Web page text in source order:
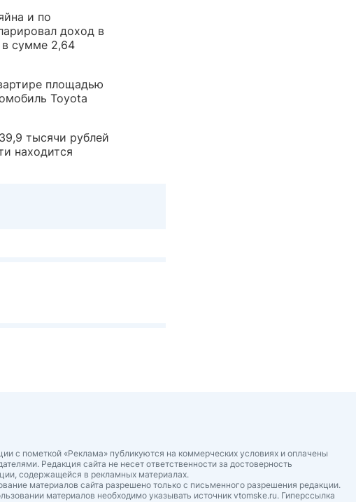
и по
доход в
сумме 2,64
площадью
Toyota
тысячи рублей
находится
с пометкой «Реклама» публикуются на коммерческих условиях и оплачены
Редакция сайта не несет ответственности за достоверность
содержащейся в рекламных материалах.
материалов сайта разрешено только с письменного разрешения редакции.
материалов необходимо указывать источник vtomske.ru. Гиперссылка